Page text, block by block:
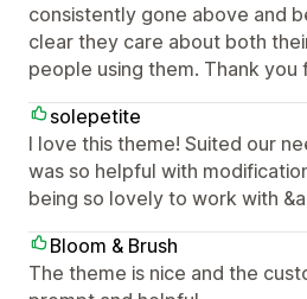
consistently gone above and
clear they care about both
people using them. Thank
solepetite
I love this theme! Suited our
was so helpful with
being so lovely to work with
Bloom & Brush
The theme is nice and the